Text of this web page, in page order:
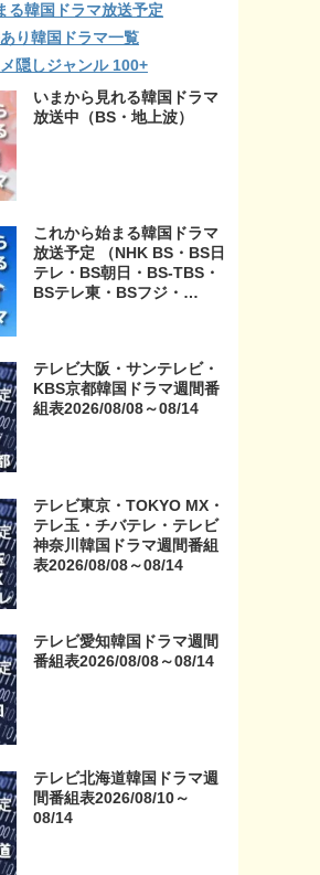
る韓国ドラマ放送予定
り韓国ドラマ一覧
隠しジャンル 100+
いまから見れる韓国ドラマ
放送中（BS・地上波）
これから始まる韓国ドラマ
放送予定 （NHK BS・BS日
テレ・BS朝日・BS-TBS・
BSテレ東・BSフジ・
テレビ大阪・サンテレビ・
KBS京都・テレビ愛知・テ
レビ北海道）
テレビ大阪・サンテレビ・
KBS京都韓国ドラマ週間番
組表2026/08/08～08/14
テレビ東京・TOKYO MX・
テレ玉・チバテレ・テレビ
神奈川韓国ドラマ週間番組
表2026/08/08～08/14
テレビ愛知韓国ドラマ週間
番組表2026/08/08～08/14
テレビ北海道韓国ドラマ週
間番組表2026/08/10～
08/14